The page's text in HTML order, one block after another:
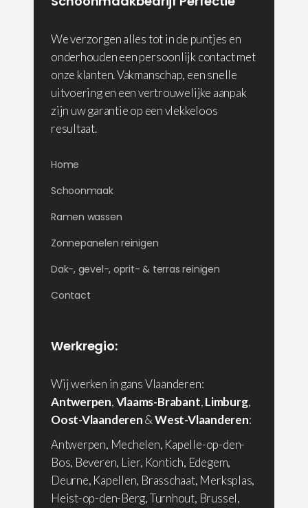
We verzorgen alles tot in de puntjes en
onderhouden een persoonlijk contact met
onze klanten. Vakmanschap, een snelle
uitvoering en een vertrouwelijke aanpak
zijn uw garantie op een vlekkeloos
resultaat.
Home
Schoonmaak
Ramen wassen
Zonnepanelen reinigen
Dak-, gevel-, oprit- & terras reinigen
Contact
Werkregio:
Wij werken in gans Vlaanderen:
Antwerpen,Vlaams-Brabant,Limburg,
Oost-Vlaanderen&West-Vlaanderen:
Antwerpen, Mechelen, Kapelle-op-den-
Bos, Beveren, Lier, Kontich, Edegem,
Deurne, Kapellen, Brasschaat, Merksplas,
Heist-op-den-Berg, Turnhout, Brussel,